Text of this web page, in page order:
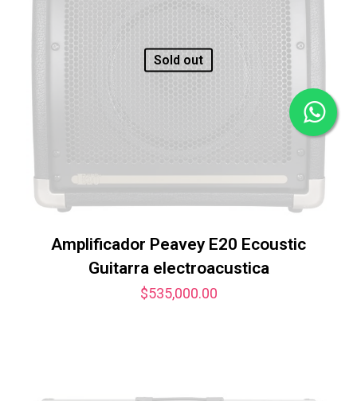
Sold out
Amplificador Peavey E20 Ecoustic
Guitarra electroacustica
$535,000.00